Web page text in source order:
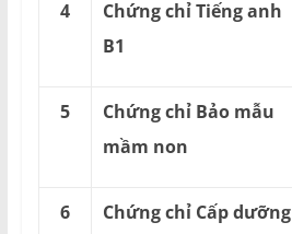
4
Chứng chỉ Tiếng anh
B1
5
Chứng chỉ Bảo mẫu
mầm non
6
Chứng chỉ Cấp dưỡng